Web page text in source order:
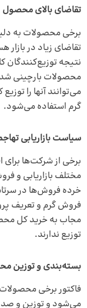
تقاضای بالای محصول
برخی محصولات به
تقاضای زیاد در
نتیجه توزیع‌کنندگان
محصولات بارچینی
می‌توانند آنها را
گرم استفاده می‌شود.
سیاست بازاریابی
برخی از شرکت‌ها برای
مختلف بازاریابی و
خرده فروش‌ها در
مجاب به خرید کل
توزیع ندارند.
بسته‌بندی و توزین
فاکتور برخی
می‌شود و توزین و صدور